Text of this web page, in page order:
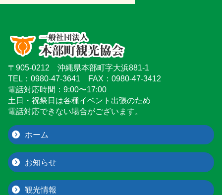
〒905-0212 沖縄県本部町字大浜881-1
TEL：0980-47-3641 FAX：0980-47-3412
電話対応時間：9:00〜17:00
土日・祝祭日は各種イベント出張のため
電話対応できない場合がございます。
ホーム
お知らせ
観光情報